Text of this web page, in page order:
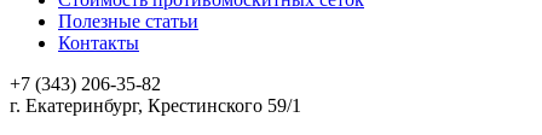
Полезные статьи
Контакты
+7 (343) 206-35-82
г. Екатеринбург, Крестинского 59/1